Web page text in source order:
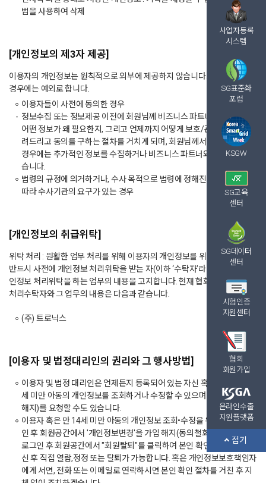
사업자등록
시스템
SG표준화
포럼
KSGW
SG교육
센터
SG데이터
센터
시험인증
지원센터
협회
회원가입
온라인수출
지원플랫폼
접기
법을 사용하여 삭제
[개인정보의 제3자 제공]
이용자의 개인정보는 원칙적으로 외부에 제공하지 않습니다. 다만, 아래의
경우에는 예외로 합니다.
이용자들이 사전에 동의한 경우
정보수집 또는 정보제공 이전에 회원님께 비즈니스 파트너가 누구인지,
어떤 정보가 왜 필요한지, 그리고 언제까지 어떻게 보호/관리되는지 알
려드리고 동의를 구하는 절차를 거치게 되며, 회원님께서 동의하지 않는
경우에는 추가적인 정보를 수집하거나 비즈니스 파트너와 공유하지 않
습니다.
법령의 규정에 의거하거나, 수사 목적으로 법령에 정해진 절차와 방법에
따라 수사기관의 요구가 있는 경우
[개인정보의 취급위탁]
위탁 처리 : 원활한 업무 처리를 위해 이용자의 개인정보를 위탁 처리할 경우
반드시 사전에 개인정보 처리위탁을 받는 자(이하 ‘수탁자’라 합니다)와 개
인정보 처리위탁을 하는 업무의 내용을 고지합니다. 현재 협회의 개인정보
처리수탁자와 그 업무의 내용은 다음과 같습니다.
(주) 트로닉스
[이용자 및 법정대리인의 권리와 그 행사방법]
이용자 및 법정 대리인은 언제든지 등록되어 있는 자신 혹은 당해 만 14
세 미만 아동의 개인정보를 조회하거나 수정할 수 있으며 동의철회(가입
해지)를 요청할 수도 있습니다.
이용자 혹은 만 14세 미만 아동의 개인정보 조회•수정을 위해서는 로그
인 후 회원공간에서 '개인정보변경'을 가입 해지(동의철회)를 위해서는
로그인 후 회원공간에서 "회원탈퇴"를 클릭하여 본인 확인 절차를 거치
신 후 직접 열람,정정 또는 탈퇴가 가능합니다. 혹은 개인정보보호책임자
에게 서면, 전화 또는 이메일로 연락하시면 본인 확인 절차를 거친 후 지